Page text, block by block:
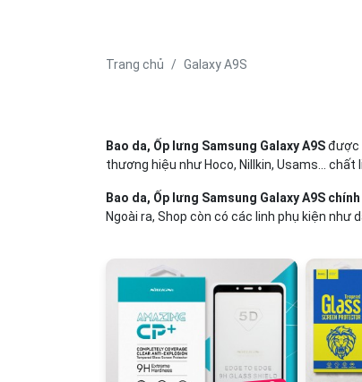
Trang chủ Galaxy A9S
Bao da, Ốp lưng Samsung Galaxy A9Sđược
thương hiệu như Hoco, Nillkin, Usams...
Bao da, Ốp lưng Samsung Galaxy A9S
Ngoài ra, Shop còn có các linh phụ kiện như